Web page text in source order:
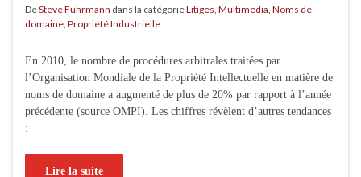
DeSteve Fuhrmann dans la catégorieLitiges, Multimedia, Noms de
domaine, Propriété Industrielle
En 2010, le nombre de procédures arbitrales traitées par
l’Organisation Mondiale de la Propriété Intellectuelle en matière de
noms de domaine a augmenté de plus de 20% par rapport à l’année
précédente (source OMPI). Les chiffres révèlent d’autres tendances
:
Lire la suite